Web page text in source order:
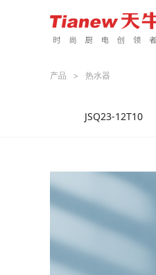
产品 > 热水器
JSQ23-12T10